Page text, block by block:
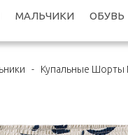
МАЛЬЧИКИ ОБУВЬ
- Купальные Шорты